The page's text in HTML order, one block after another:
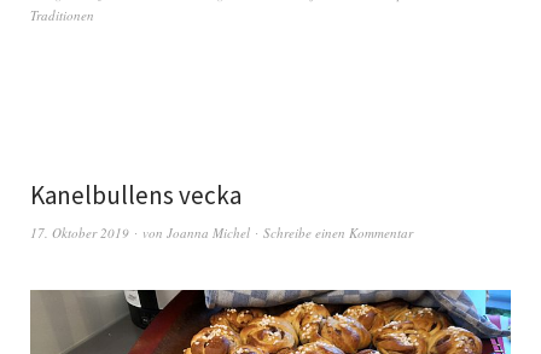
Traditionen
Kanelbullens vecka
17. Oktober 2019 von Joanna Michel Schreibe einen Kommentar